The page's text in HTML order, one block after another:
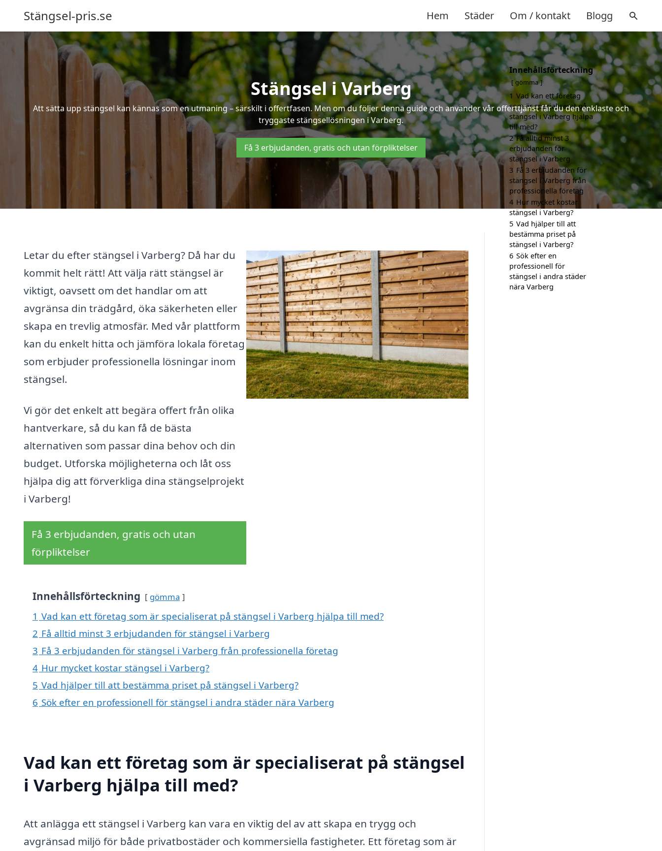
Stängsel-pris.se Hem Städer Om / kontakt Blogg
Stängsel i Varberg
Att sätta upp stängsel kan kännas som en utmaning – särskilt i offertfasen. Men om du följer denna guide och använder vår offerttjänst får du den enklaste och
tryggaste stängsellösningen i Varberg.
Få 3 erbjudanden, gratis och utan förpliktelser
Letar du efter stängsel i Varberg? Då har du
kommit helt rätt! Att välja rätt stängsel är
viktigt, oavsett om det handlar om att
avgränsa din trädgård, öka säkerheten eller
skapa en trevlig atmosfär. Med vår plattform
kan du enkelt hitta och jämföra lokala företag
som erbjuder professionella lösningar inom
stängsel.
Vi gör det enkelt att begära offert från olika
hantverkare, så du kan få de bästa
alternativen som passar dina behov och din
budget. Utforska möjligheterna och låt oss
hjälpa dig att förverkliga dina stängselprojekt
i Varberg!
Få 3 erbjudanden, gratis och utan
förpliktelser
Innehållsförteckning gömma
1 Vad kan ett företag som är specialiserat på stängsel i Varberg hjälpa till med?
2 Få alltid minst 3 erbjudanden för stängsel i Varberg
3 Få 3 erbjudanden för stängsel i Varberg från professionella företag
4 Hur mycket kostar stängsel i Varberg?
5 Vad hjälper till att bestämma priset på stängsel i Varberg?
6 Sök efter en professionell för stängsel i andra städer nära Varberg
Vad kan ett företag som är specialiserat på stängsel
i Varberg hjälpa till med?
Att anlägga ett stängsel i Varberg kan vara en viktig del av att skapa en trygg och
avgränsad miljö för både privatbostäder och kommersiella fastigheter. Ett företag som är
Innehållsförteckning
gömma
1 Vad kan ett företag
som är specialiserat på
stängsel i Varberg hjälpa
till med?
2 Få alltid minst 3
erbjudanden för
stängsel i Varberg
3 Få 3 erbjudanden för
stängsel i Varberg från
professionella företag
4 Hur mycket kostar
stängsel i Varberg?
5 Vad hjälper till att
bestämma priset på
stängsel i Varberg?
6 Sök efter en
professionell för
stängsel i andra städer
nära Varberg